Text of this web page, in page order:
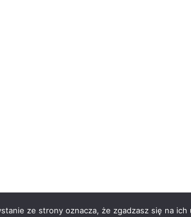
ze strony oznacza, że zgadzasz się na ich